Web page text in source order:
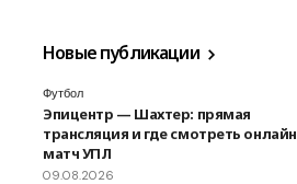
Новые публикации
Футбол
Эпицентр — Шахтер: прямая
трансляция и где смотреть онлайн
матч УПЛ
09.08.2026